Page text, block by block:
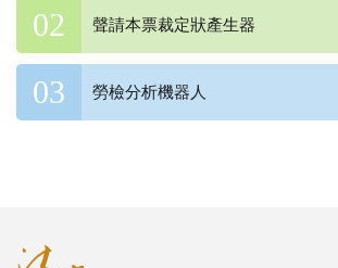
聲請本票裁定狀產生器
勞檢分析機器人